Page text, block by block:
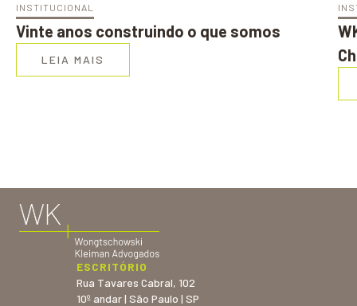
INSTITUCIONAL
Vinte anos construindo o que somos
LEIA MAIS
ESCRITÓRIO
Rua Tavares Cabral, 102
10º andar | São Paulo | SP